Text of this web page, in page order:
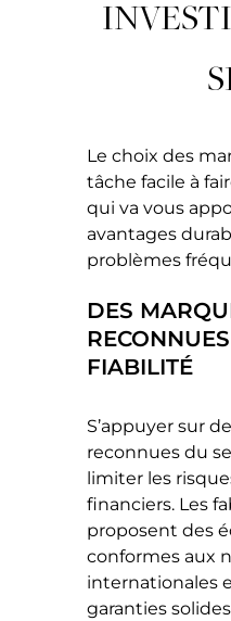
Le choix des
tâche facile à
qui va vous
avantages
problèmes
DES
FIABILITÉ
S’appuyer sur
reconnues du
limiter les
financiers. Les
proposent des
conformes aux
internationales
garanties